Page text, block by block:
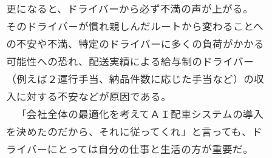
更になると、ドライバーから必ず不満の声が上がる。
そのドライバーが慣れ親しんだルートから変わることへ
の不安や不満、特定のドライバーに多くの負荷がかかる
可能性への恐れ、配送実績による給与制のドライバー
（例えば２運行手当、納品件数に応じた手当など）の収
入に対する不安などが原因である。
「会社全体の最適化を考えてＡＩ配車システムの導入
を決めたのだから、それに従ってくれ」と言っても、ド
ライバーにとっては自分の仕事と生活の方が重要だ。